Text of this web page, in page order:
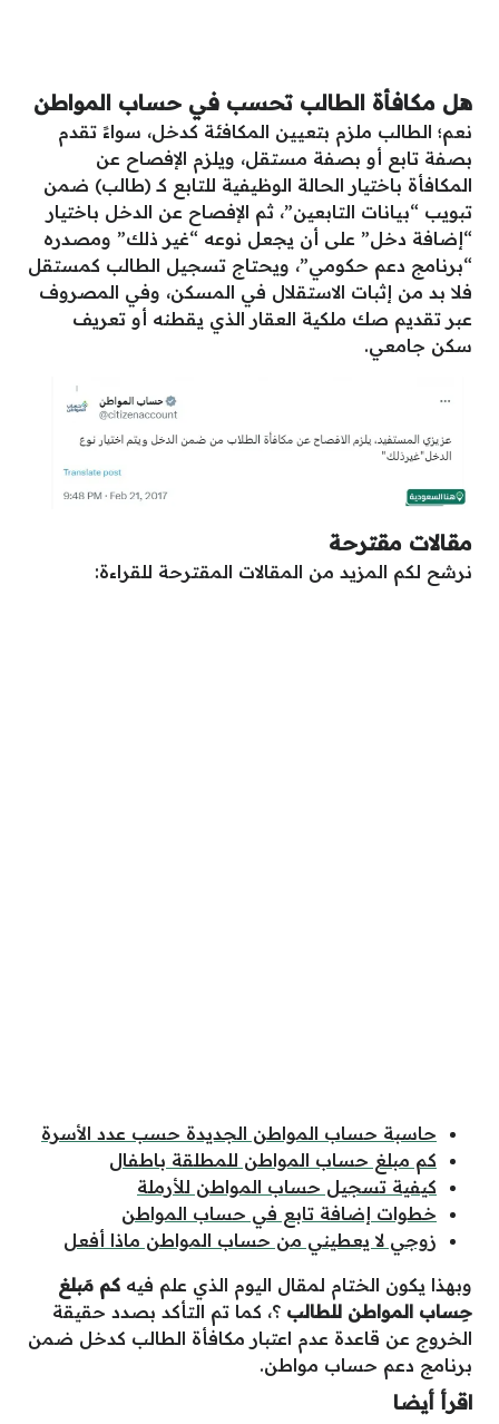
هل مكافأة الطالب تحسب في حساب المواطن
نعم؛ الطالب ملزم بتعيين المكافئة كدخل، سواءً تقدم
بصفة تابع أو بصفة مستقل، ويلزم الإفصاح عن
المكافأة باختيار الحالة الوظيفية للتابع كـ (طالب) ضمن
تبويب “بيانات التابعين”، ثم الإفصاح عن الدخل باختيار
“إضافة دخل” على أن يجعل نوعه “غير ذلك” ومصدره
“برنامج دعم حكومي”، ويحتاج تسجيل الطالب كمستقل
فلا بد من إثبات الاستقلال في المسكن، وفي المصروف
عبر تقديم صك ملكية العقار الذي يقطنه أو تعريف
سكن جامعي.
مقالات مقترحة
نرشح لكم المزيد من المقالات المقترحة للقراءة:
حاسبة حساب المواطن الجديدة حسب عدد الأسرة
كم مبلغ حساب المواطن للمطلقة باطفال
كيفية تسجيل حساب المواطن للأرملة
خطوات إضافة تابع في حساب المواطن
زوجي لا يعطيني من حساب المواطن ماذا أفعل
وبهذا يكون الختام لمقال اليوم الذي علم فيه كم مَبلغ
حِساب المواطن للطالب ؟، كما تم التأكد بصدد حقيقة
الخروج عن قاعدة عدم اعتبار مكافأة الطالب كدخل ضمن
برنامج دعم حساب مواطن.
اقرأ أيضا